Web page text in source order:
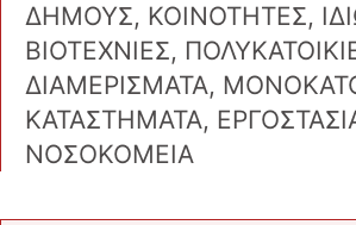
ΔΗΜΟΥΣ, ΚΟΙΝΟΤΗΤΕΣ,
ΒΙΟΤΕΧΝΙΕΣ,
ΔΙΑΜΕΡΙΣΜΑΤΑ,
ΚΑΤΑΣΤΗΜΑΤΑ,
ΝΟΣΟΚΟΜΕΙΑ